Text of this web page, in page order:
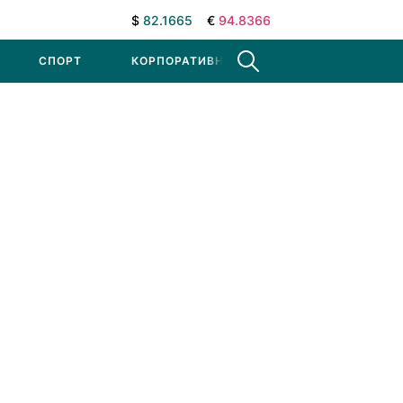
$ 82.1665 € 94.8366
СПОРТ КОРПОРАТИВНЫЕ НОВОСТИ